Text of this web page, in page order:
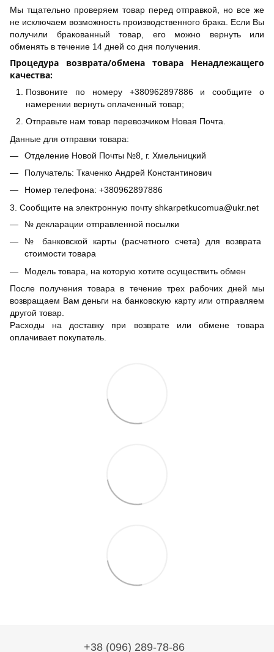
Мы тщательно проверяем товар перед отправкой, но все же
не исключаем возможность производственного брака. Если Вы
получили бракованный товар, его можно вернуть или
обменять в течение 14 дней со дня получения.
Процедура возврата/обмена товара Ненадлежащего
качества:
Позвоните по номеру +380962897886 и сообщите о
намерении вернуть оплаченный товар;
Отправьте нам товар перевозчиком Новая Почта.
Данные для отправки товара:
Отделение Новой Почты №8, г. Хмельницкий
Получатель: Ткаченко Андрей Константинович
Номер телефона: +380962897886
3. Сообщите на электронную почту shkarpetkucomua@ukr.net
№ декларации отправленной посылки
№ банковской карты (расчетного счета) для возврата
стоимости товара
Модель товара, на которую хотите осуществить обмен
После получения товара в течение трех рабочих дней мы
возвращаем Вам деньги на банковскую карту или отправляем
другой товар.
Расходы на доставку при возврате или обмене товара
оплачивает покупатель.
+38 (096) 289-78-86